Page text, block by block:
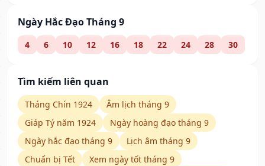
Ngày Hắc Đạo Tháng 9
4 6 10 12 16 18 22 24 28 30
Tìm kiếm liên quan
Tháng Chín 1924
Âm lịch tháng 9
Giáp Tý năm 1924
Ngày hoàng đạo tháng 9
Ngày hắc đạo tháng 9
Lịch âm tháng 9
Chuẩn bị Tết
Xem ngày tốt tháng 9